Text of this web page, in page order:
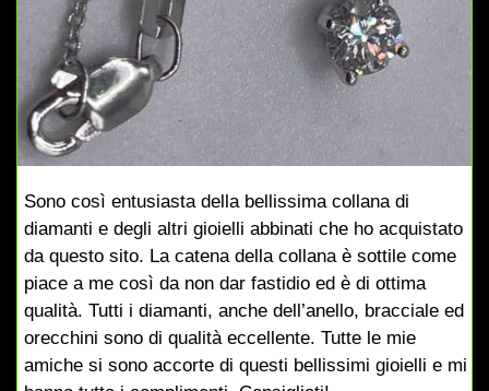
Sono così entusiasta della bellissima collana di
diamanti e degli altri gioielli abbinati che ho acquistato
da questo sito. La catena della collana è sottile come
piace a me così da non dar fastidio ed è di ottima
qualità. Tutti i diamanti, anche dell’anello, bracciale ed
orecchini sono di qualità eccellente. Tutte le mie
amiche si sono accorte di questi bellissimi gioielli e mi